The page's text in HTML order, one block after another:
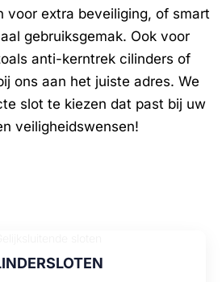
voor extra beveiliging, of smart
gebruiksgemak. Ook voor
anti-kerntrek cilinders of
ons aan het juiste adres. We
slot te kiezen dat past bij uw
veiligheidswensen!